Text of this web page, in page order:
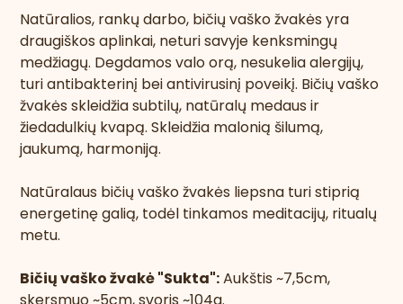
Natūralios, rankų darbo, bičių vaško žvakės yra
draugiškos aplinkai, neturi savyje kenksmingų
medžiagų. Degdamos valo orą, nesukelia alergijų,
turi antibakterinį bei antivirusinį poveikį. Bičių vaško
žvakės skleidžia subtilų, natūralų medaus ir
žiedadulkių kvapą. Skleidžia malonią šilumą,
jaukumą, harmoniją.
Natūralaus bičių vaško žvakės liepsna turi stiprią
energetinę galią, todėl tinkamos meditacijų, ritualų
metu.
Bičių vaško žvakė "Sukta":Aukštis ~7,5cm,